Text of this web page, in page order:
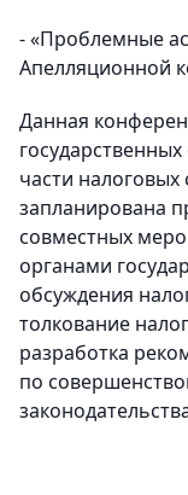
- «Проблемные
Апелляционной
Данная
части
запланирована
совместных
органами
обсуждения
толкование
разработка
по